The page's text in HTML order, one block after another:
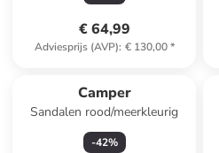
€ 64,99
Adviesprijs (AVP): € 130,00*
Camper
Sandalen rood/meerkleurig
-42%